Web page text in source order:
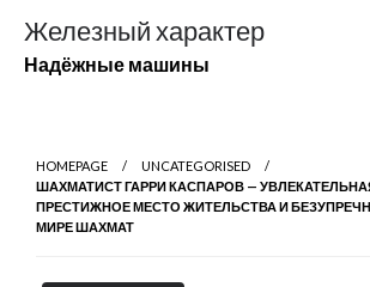
содержимому
Железный характер
Надёжные машины
HOMEPAGE
UNCATEGORISED
ШАХМАТИСТ ГАРРИ КАСПАРОВ —
ПРЕСТИЖНОЕ МЕСТО ЖИТЕЛЬСТВА И
МИРЕ ШАХМАТ